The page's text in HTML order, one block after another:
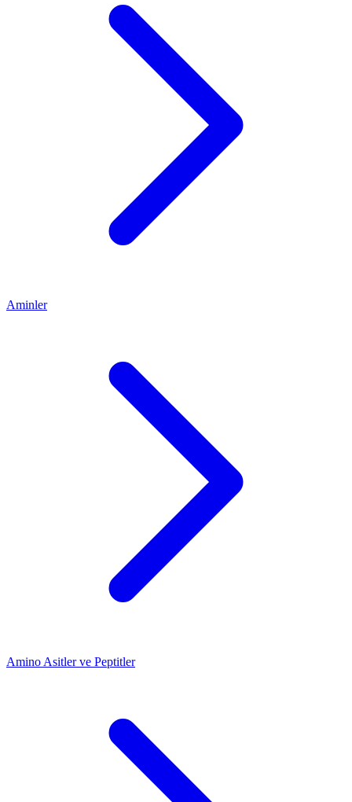
Aminler
Amino Asitler ve Peptitler